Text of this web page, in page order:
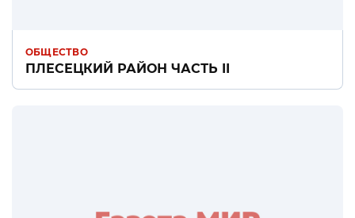
ОБЩЕСТВО
ПЛЕСЕЦКИЙ РАЙОН ЧАСТЬ II